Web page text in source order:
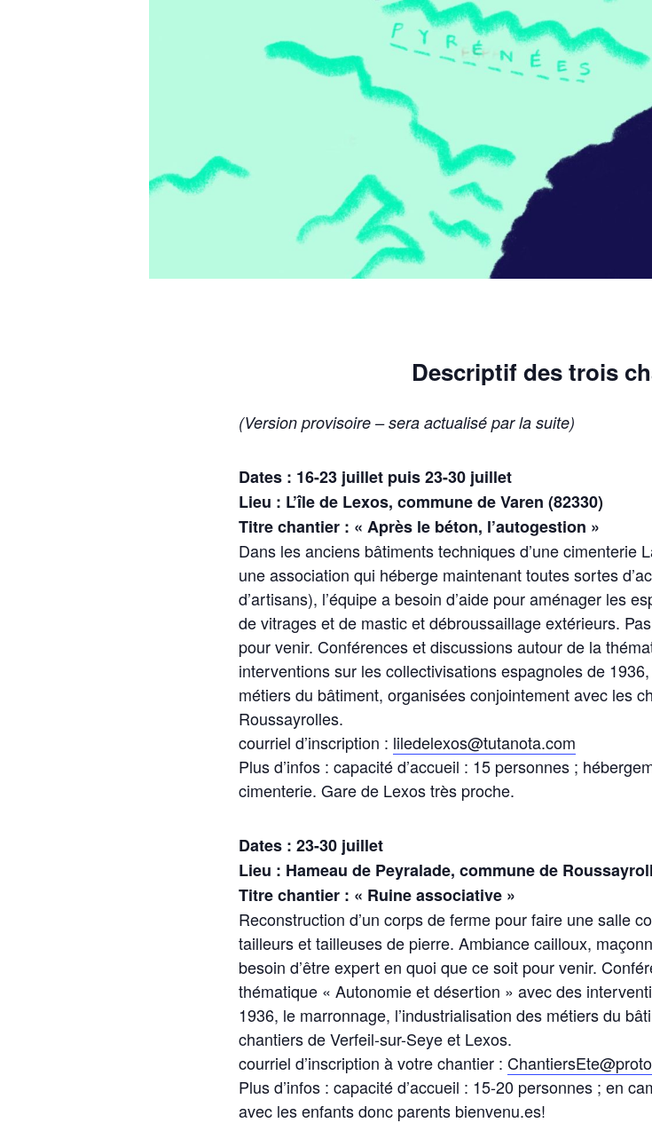
Descriptif des trois
(Version provisoire – sera actualisé par la suite)
Dates : 16-23 juillet puis 23-30 juillet
Lieu : L’île de Lexos, commune de Varen (82330)
Titre chantier : « Après le béton, l’autogestion »
Dans les anciens bâtiments techniques d’une cimenterie
une association qui héberge maintenant toutes sortes
d’artisans), l’équipe a besoin d’aide pour aménager les
de vitrages et de mastic et débroussaillage extérieurs.
pour venir. Conférences et discussions autour de la
interventions sur les collectivisations espagnoles de
métiers du bâtiment, organisées conjointement avec les
Roussayrolles.
courriel d’inscription : liledelexos@tutanota.com
Plus d’infos : capacité d’accueil : 15 personnes ;
cimenterie. Gare de Lexos très proche.
Dates : 23-30 juillet
Lieu : Hameau de Peyralade, commune de
Titre chantier : « Ruine associative »
Reconstruction d’un corps de ferme pour faire une salle
tailleurs et tailleuses de pierre. Ambiance cailloux,
besoin d’être expert en quoi que ce soit pour venir.
thématique « Autonomie et désertion » avec des
1936, le marronnage, l’industrialisation des métiers du
chantiers de Verfeil-sur-Seye et Lexos.
courriel d’inscription à votre chantier :
Plus d’infos : capacité d’accueil : 15-20 personnes ; en
avec les enfants donc parents bienvenu.es!